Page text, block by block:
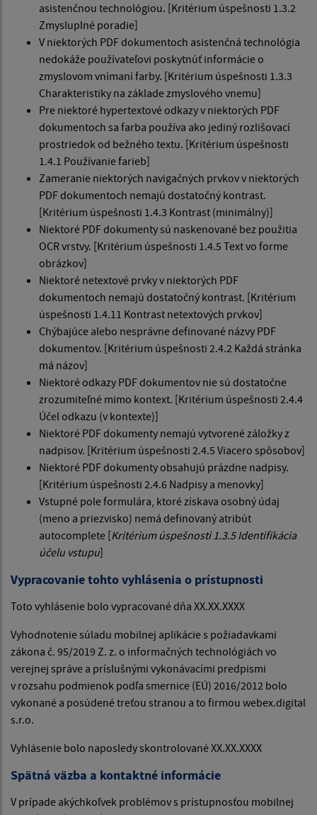
asistenčnou technológiou. [Kritérium úspešnosti 1.3.2
Zmysluplné poradie]
V niektorých PDF dokumentoch asistenčná technológia
nedokáže používateľovi poskytnúť informácie o
zmyslovom vnímaní farby. [Kritérium úspešnosti 1.3.3
Charakteristiky na základe zmyslového vnemu]
Pre niektoré hypertextové odkazy v niektorých PDF
dokumentoch sa farba používa ako jediný rozlišovací
prostriedok od bežného textu. [Kritérium úspešnosti
1.4.1 Používanie farieb]
Zameranie niektorých navigačných prvkov v niektorých
PDF dokumentoch nemajú dostatočný kontrast.
[Kritérium úspešnosti 1.4.3 Kontrast (minimálny)]
Niektoré PDF dokumenty sú naskenované bez použitia
OCR vrstvy. [Kritérium úspešnosti 1.4.5 Text vo forme
obrázkov]
Niektoré netextové prvky v niektorých PDF
dokumentoch nemajú dostatočný kontrast. [Kritérium
úspešnosti 1.4.11 Kontrast netextových prvkov]
Chýbajúce alebo nesprávne definované názvy PDF
dokumentov. [Kritérium úspešnosti 2.4.2 Každá stránka
má názov]
Niektoré odkazy PDF dokumentov nie sú dostatočne
zrozumiteľné mimo kontext. [Kritérium úspešnosti 2.4.4
Účel odkazu (v kontexte)]
Niektoré PDF dokumenty nemajú vytvorené záložky z
nadpisov. [Kritérium úspešnosti 2.4.5 Viacero spôsobov]
Niektoré PDF dokumenty obsahujú prázdne nadpisy.
[Kritérium úspešnosti 2.4.6 Nadpisy a menovky]
Vstupné pole formulára, ktoré získava osobný údaj
(meno a priezvisko) nemá definovaný atribút
autocomplete [Kritérium úspešnosti 1.3.5 Identifikácia
účelu vstupu]
Vypracovanie tohto vyhlásenia o prístupnosti
Toto vyhlásenie bolo vypracované dňa XX.XX.XXXX
Vyhodnotenie súladu mobilnej aplikácie s požiadavkami
zákona č. 95/2019 Z. z. o informačných technológiách vo
verejnej správe a príslušnými vykonávacími predpismi
v rozsahu podmienok podľa smernice (EÚ) 2016/2012 bolo
vykonané a posúdené treťou stranou a to firmou webex.digital
s.r.o.
Vyhlásenie bolo naposledy skontrolované XX.XX.XXXX
Spätná väzba a kontaktné informácie
V prípade akýchkoľvek problémov s prístupnosťou mobilnej